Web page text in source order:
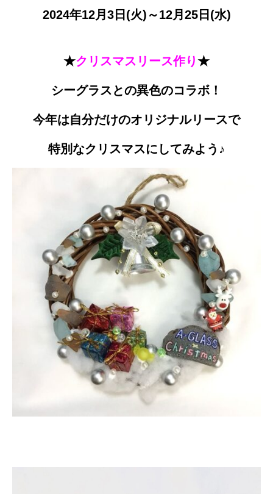
2024年12月3日(火)～12月25日(水)
★クリスマスリース作り★
シーグラスとの異色のコラボ！
今年は自分だけのオリジナルリースで
特別なクリスマスにしてみよう♪